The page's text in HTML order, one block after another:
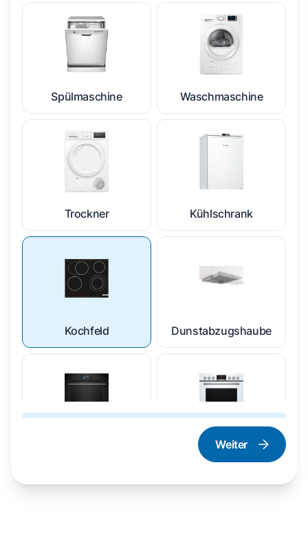
Spülmaschine Waschmaschine
Trockner Kühlschrank
Kochfeld Dunstabzugshaube
Herd und Backofen
Weiter